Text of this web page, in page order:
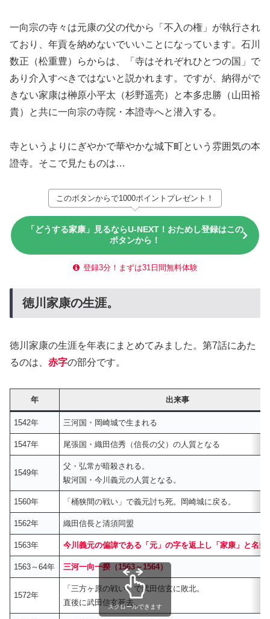
一向宗の寺々は元康の父の代から「不入の権」が執行され
ており、年貢を納めないでいいことになっています。石川
数正（松重豊）らからは、「寺はそれぞれひとつの国」で
あり介入すべきではないと説かれます。ですが、納得がで
きない家康は榊原小平太（杉野遥亮）と本多忠勝（山田裕
貴）と共に一向宗の寺院・本證寺へと潜入する。
寺というよりにぎやかで華やかな城下町という雰囲気の本
證寺。そこで見たものは…
このボタンからで1000ポイントプレゼント！
「どうする家康」見るならU-NEXT！おためし登録はこの
ボタンから！
登録3分！まずは31日間無料体験
徳川家康の生涯。
徳川家康の生涯を年表にまとめてみました。第7話にあた
るのは、 赤字の部分です。
年 出来事
1542年 三河国・岡崎城で生まれる
1547年 尾張国・織田信秀（信長の父）の人質となる
1549年
父・弘常が暗殺される。
駿河国・今川義元の人質となる。
1560年 「桶狭間の戦い」で義元討ち死。岡崎城に戻る。
1562年 織田信長と清須同盟
1563年 今川義元の偏諱である「元」の字を返上し「家康」と名乗
1563～64年 三河一向一揆 （1563～1564）
1572年
「三方ヶ原の戦い」で武田信玄に敗北。
直後に武田信玄死去。
スクロールできます